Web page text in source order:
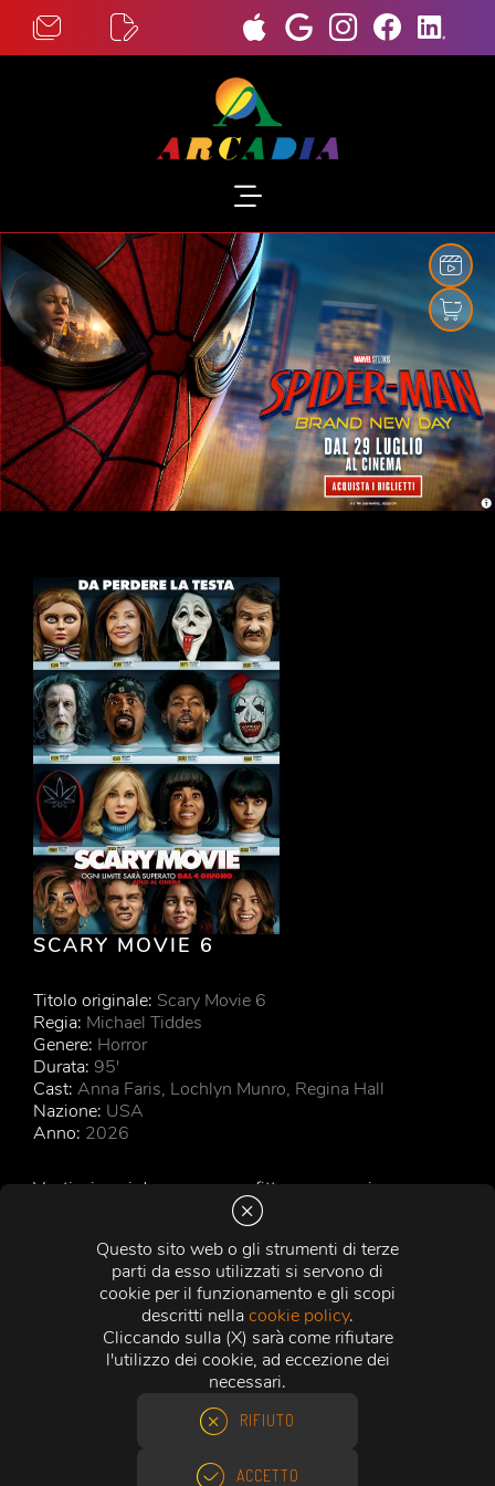
Questo sito web o gli strumenti di terze
parti da esso utilizzati si servono di
cookie per il funzionamento e gli scopi
descritti nellacookie policy.
Cliccando sulla (X) sarà come rifiutare
l'utilizzo dei cookie, ad eccezione dei
necessari.
RIFIUTO
ACCETTO
SCARY MOVIE 6
Titolo originale: Scary Movie 6
Regia: Michael Tiddes
Genere: Horror
Durata: 95'
Cast: Anna Faris, Lochlyn Munro, Regina Hall
Nazione: USA
Anno: 2026
Ventisei anni dopo aver sconfitto un assassino
mascherato fin troppo familiare, Cindy, Brenda, Ray e
Shorty tornano nel mirino di un nuovo killer. Mentre una
serie di omicidi prende di mira i cliché del cinema horror
moderno, il gruppo si ritrova intrappolato tra reboot,
remake, sequel infiniti e " capitoli finali " che non
finiscono mai. Tra gag assurde e situazioni fuori
controllo, dovranno scoprire chi si nasconde dietro la
maschera... prima di diventare l'ennesima vittima del